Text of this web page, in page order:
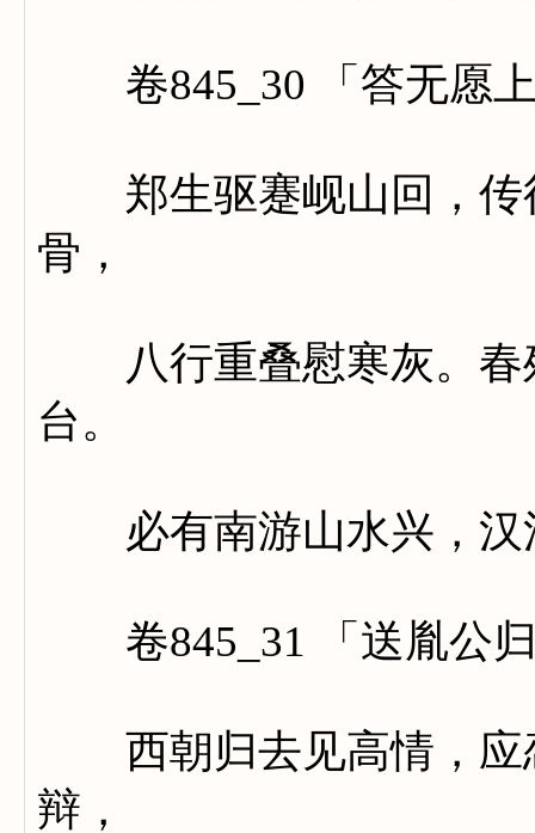
卷845_30 「答无愿上
郑生驱蹇岘山回，传
骨，
八行重叠慰寒灰。春
台。
必有南游山水兴，汉
卷845_31 「送胤公
西朝归去见高情，应
辩，